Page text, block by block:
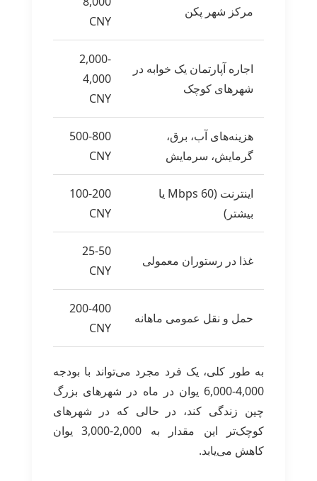
مرکز شهر پکن
CNY
اجاره آپارتمان یک خوابه در
شهرهای کوچک
2,000-
4,000
CNY
هزینه‌های آب، برق،
گرمایش، سرمایش
500-800
CNY
اینترنت (60 Mbps یا
بیشتر)
100-200
CNY
غذا در رستوران معمولی
25-50
CNY
حمل و نقل عمومی ماهانه
200-400
CNY
به طور کلی، یک فرد مجرد می‌تواند با بودجه
4,000-6,000 یوان در ماه در شهرهای بزرگ
چین زندگی کند، در حالی که در شهرهای
کوچک‌تر این مقدار به 2,000-3,000 یوان
کاهش می‌یابد.